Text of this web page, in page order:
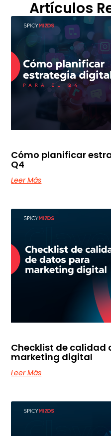
Artículos
Cómo planificar
Q4
Leer Más
Checklist de calidad
marketing digital
Leer Más